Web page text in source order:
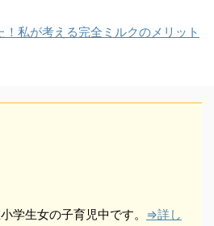
！私が考える完全ミルクのメリット
学生女の子育児中です。 ⇒詳し